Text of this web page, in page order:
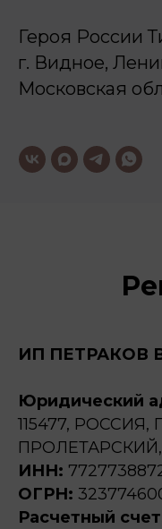
Героя России
г. Видное,
Московская
ИП ПЕТРАКОВ
Юридический
115477,
ПРОЛЕТАРСКИЙ,
ИНН:
ОГРН:
Расчетный